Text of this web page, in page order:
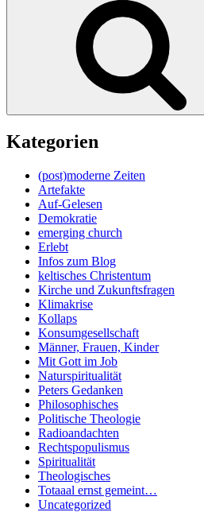
Kategorien
(post)moderne Zeiten
Artefakte
Auf-Gelesen
Demokratie
emerging church
Erlebt
Infos zum Blog
keltisches Christentum
Kirche und Zukunftsfragen
Klimakrise
Kollaps
Konsumgesellschaft
Männer, Frauen, Kinder
Mit Gott im Job
Naturspiritualität
Peters Gedanken
Philosophisches
Politische Theologie
Radioandachten
Rechtspopulismus
Spiritualität
Theologisches
Totaaal ernst gemeint…
Uncategorized